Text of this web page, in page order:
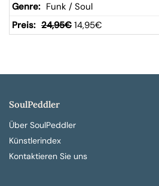
Funk / Soul
24,95€ 14,95€
SoulPeddler
Über SoulPeddler
Künstlerindex
Kontaktieren Sie uns